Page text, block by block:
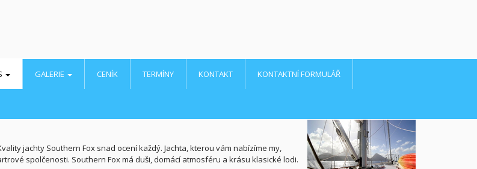
GALERIE CENÍK TERMÍNY KONTAKT KONTAKTNÍ FORMULÁŘ
jachty Southern Fox snad ocení každý. Jachta, kterou vám nabízíme my,
spolčenosti. Southern Fox má duši, domácí atmosféru a krásu klasické lodi.